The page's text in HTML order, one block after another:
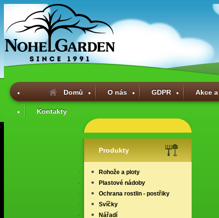
Domů O nás GDPR Akce
Kontakty
Produkty
Rohože a ploty
Plastové nádoby
Ochrana rostlin - postřiky
Svíčky
Nářadí